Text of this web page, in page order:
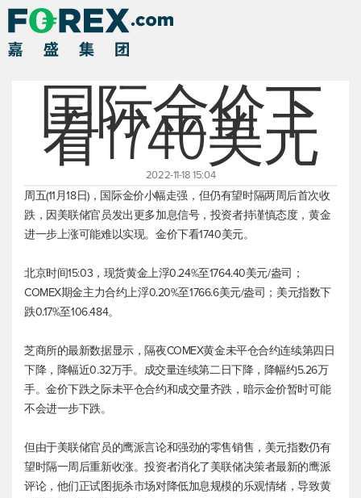
国际金价下
看1740美元
2022-11-18 15:04
周五(11月18日)，国际金价小幅走强，但仍有望时隔两周后首次收
跌，因美联储官员发出更多加息信号，投资者持谨慎态度，黄金
进一步上涨可能难以实现。金价下看1740美元。
北京时间15:03， 现货黄金上浮0.24%至1764.40美元/盎司；
COMEX期金主力合约上浮0.20%至1766.6美元/盎司； 美元指数下
跌0.17%至106.484。
芝商所的最新数据显示，隔夜COMEX黄金未平仓合约连续第四日
下降，降幅近0.32万手。成交量连续第二日下降，降幅约5.26万
手。金价下跌之际未平仓合约和成交量齐跌，暗示金价暂时可能
不会进一步下跌。
但由于美联储官员的鹰派言论和强劲的零售销售， 美元指数仍有
望时隔一周后重新收涨。投资者消化了美联储决策者最新的鹰派
评论，他们正试图扼杀市场对降低加息规模的乐观情绪，导致黄